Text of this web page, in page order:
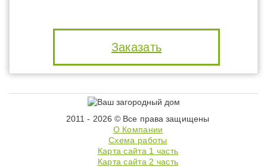
Заказать
2011 - 2026 © Все права защищены
О Компании
Схема работы
Карта сайта 1 часть
Карта сайта 2 часть